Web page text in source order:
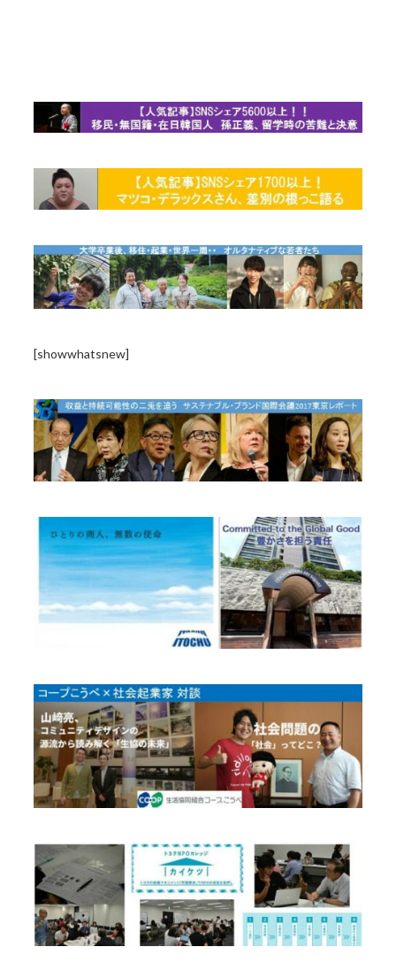
[showwhatsnew]